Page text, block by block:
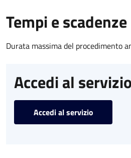
Tempi e scadenze
Durata massima del procedimento
Accedi al servizio
Accedi al servizio